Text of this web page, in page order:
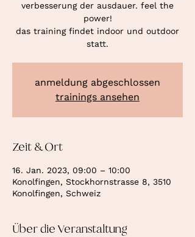
verbesserung der ausdauer. feel the
power!
das training findet indoor und outdoor
statt.
anmeldung abgeschlossen
trainings ansehen
Zeit & Ort
16. Jan. 2023, 09:00 – 10:00
Konolfingen, Stockhornstrasse 8, 3510
Konolfingen, Schweiz
Über die Veranstaltung